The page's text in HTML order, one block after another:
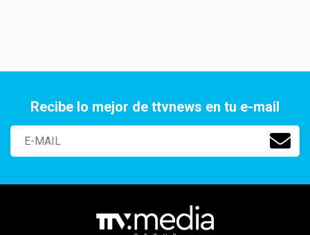
Recibe lo mejor de ttvnews en tu e-mail